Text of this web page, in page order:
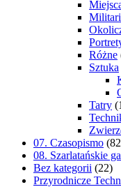
Różne
Sztuka
Tatry
07. Czasopismo
08. Szarlatańskie
Bez kategorii (22)
Przyrodnicze